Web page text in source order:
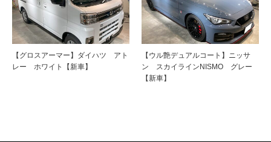
【グロスアーマー】ダイハツ アト
レー ホワイト【新車】
【ウル艶デュアルコート】ニッサ
ン スカイラインNISMO グレー
【新車】